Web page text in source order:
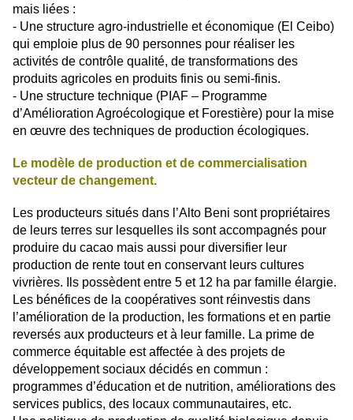
mais liées :
- Une structure agro-industrielle et économique (El Ceibo)
qui emploie plus de 90 personnes pour réaliser les
activités de contrôle qualité, de transformations des
produits agricoles en produits finis ou semi-finis.
- Une structure technique (PIAF – Programme
d’Amélioration Agroécologique et Forestière) pour la mise
en œuvre des techniques de production écologiques.
Le modèle de production et de commercialisation
vecteur de changement.
Les producteurs situés dans l’Alto Beni sont propriétaires
de leurs terres sur lesquelles ils sont accompagnés pour
produire du cacao mais aussi pour diversifier leur
production de rente tout en conservant leurs cultures
vivrières. Ils possèdent entre 5 et 12 ha par famille élargie.
Les bénéfices de la coopératives sont réinvestis dans
l’amélioration de la production, les formations et en partie
reversés aux producteurs et à leur famille. La prime de
commerce équitable est affectée à des projets de
développement sociaux décidés en commun :
programmes d’éducation et de nutrition, améliorations des
services publics, des locaux communautaires, etc.